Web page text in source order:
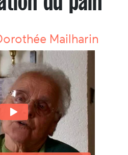
Mailharin